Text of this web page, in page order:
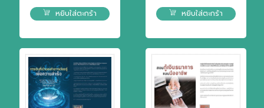
หยิบใส่ตะกร้า หยิบใส่ตะกร้า